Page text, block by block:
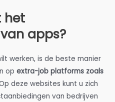
het
apps?
werken, is de beste manier
op extra-job platforms zoals
deze websites kunt u zich
van bedrijven